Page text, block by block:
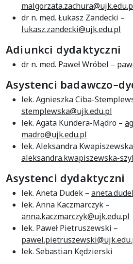
dr n. med. Łukasz Zandecki –
lukasz.zandecki@ujk.edu.pl
Adiunkci dydaktyczni
dr n. med. Paweł Wróbel –
Asystenci
lek. Agnieszka Ciba-
stemplewska@ujk.edu.pl
lek. Agata Kundera-Mądro –
madro@ujk.edu.pl
lek. Aleksandra
aleksandra.kwapiszewska-
Asystenci dydaktyczni
lek. Aneta Dudek –
lek. Anna Kaczmarczyk –
anna.kaczmarczyk@ujk.edu.pl
lek. Paweł Pietruszewski –
lek. Sebastian Kędzierski